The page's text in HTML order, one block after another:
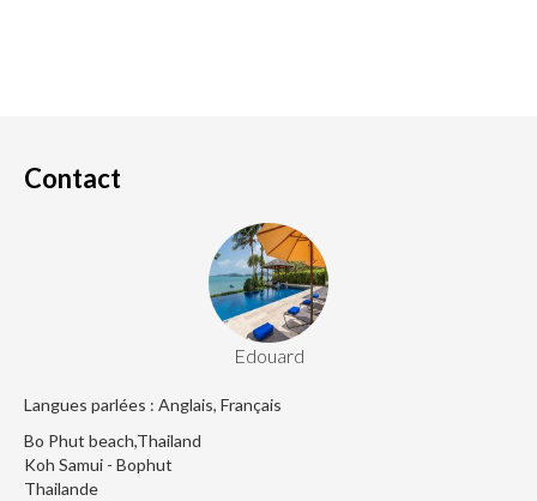
Contact
Edouard
Langues parlées : Anglais, Français
Bo Phut beach,Thailand
Koh Samui - Bophut
Thailande